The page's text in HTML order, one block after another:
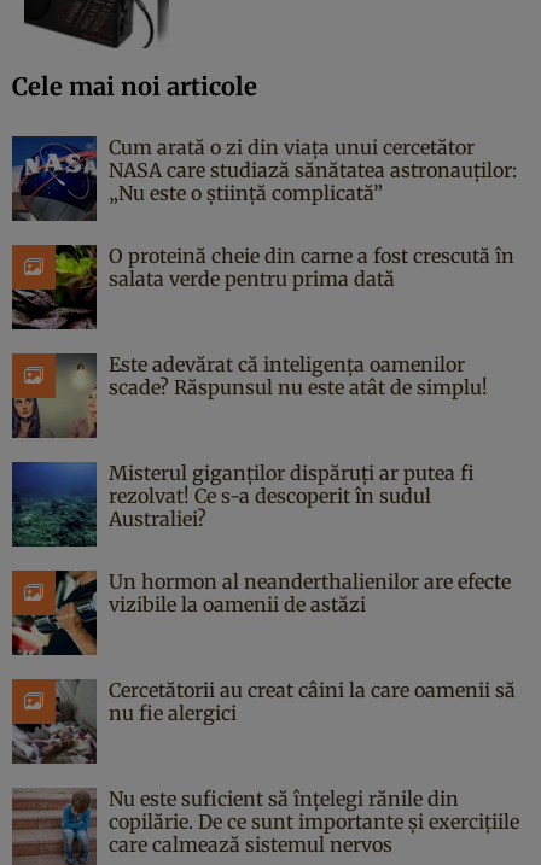
Cele mai noi articole
Cum arată o zi din viața unui cercetător
NASA care studiază sănătatea astronauților:
„Nu este o știință complicată”
O proteină cheie din carne a fost crescută în
salata verde pentru prima dată
Este adevărat că inteligența oamenilor
scade? Răspunsul nu este atât de simplu!
Misterul giganților dispăruți ar putea fi
rezolvat! Ce s-a descoperit în sudul
Australiei?
Un hormon al neanderthalienilor are efecte
vizibile la oamenii de astăzi
Cercetătorii au creat câini la care oamenii să
nu fie alergici
Nu este suficient să înțelegi rănile din
copilărie. De ce sunt importante și exercițiile
care calmează sistemul nervos